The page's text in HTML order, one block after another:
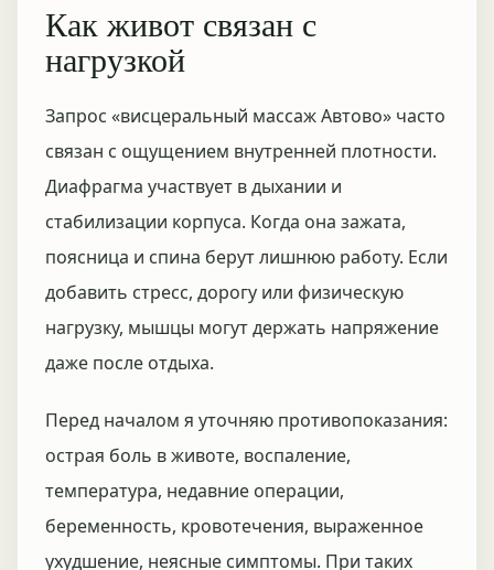
Как живот связан с
нагрузкой
Запрос «висцеральный массаж Автово» часто
связан с ощущением внутренней плотности.
Диафрагма участвует в дыхании и
стабилизации корпуса. Когда она зажата,
поясница и спина берут лишнюю работу. Если
добавить стресс, дорогу или физическую
нагрузку, мышцы могут держать напряжение
даже после отдыха.
Перед началом я уточняю противопоказания:
острая боль в животе, воспаление,
температура, недавние операции,
беременность, кровотечения, выраженное
ухудшение, неясные симптомы. При таких